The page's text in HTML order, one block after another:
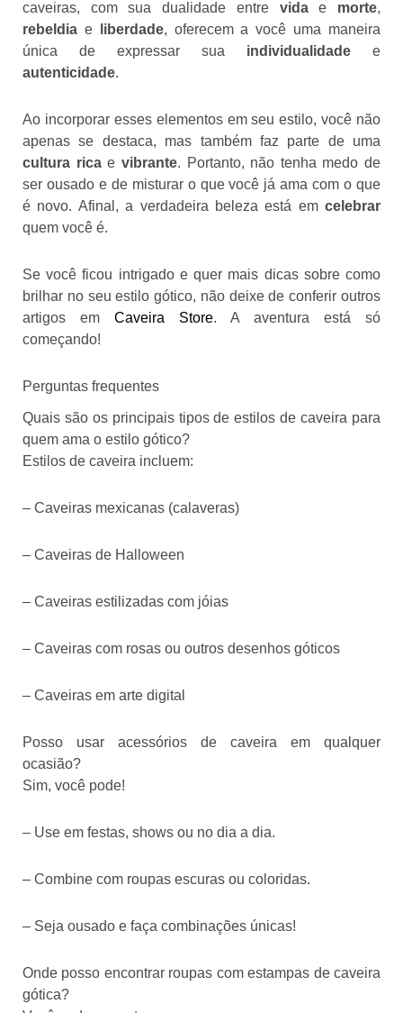
caveiras, com sua dualidade entre vidae morte,
rebeldia e liberdade, oferecem a você uma maneira
única de expressar sua individualidade e
autenticidade.
Ao incorporar esses elementos em seu estilo, você não
apenas se destaca, mas também faz parte de uma
cultura ricae vibrante. Portanto, não tenha medo de
ser ousado e de misturar o que você já ama com o que
é novo. Afinal, a verdadeira beleza está em celebrar
quem você é.
Se você ficou intrigado e quer mais dicas sobre como
brilhar no seu estilo gótico, não deixe de conferir outros
artigos em Caveira Store. A aventura está só
começando!
Perguntas frequentes
Quais são os principais tipos de estilos de caveira para
quem ama o estilo gótico?
Estilos de caveira incluem:
– Caveiras mexicanas (calaveras)
– Caveiras de Halloween
– Caveiras estilizadas com jóias
– Caveiras com rosas ou outros desenhos góticos
– Caveiras em arte digital
Posso usar acessórios de caveira em qualquer
ocasião?
Sim, você pode!
– Use em festas, shows ou no dia a dia.
– Combine com roupas escuras ou coloridas.
– Seja ousado e faça combinações únicas!
Onde posso encontrar roupas com estampas de caveira
gótica?